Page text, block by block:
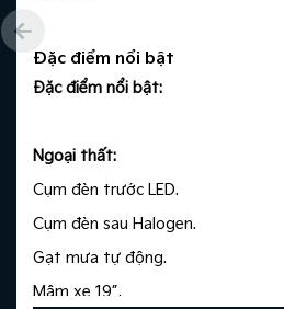
Đặc điểm nổi bật
Đặc điểm nổi bật:
Ngoại thất: ​
Cụm đèn trước LED.​
Cụm đèn sau Halogen.​
Gạt mưa tự động.​
Mâm xe 19”.​